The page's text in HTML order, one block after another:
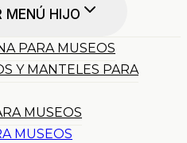
MENÚ HIJO
PARA MUSEOS
Y MANTELES PARA
MUSEOS
MUSEOS